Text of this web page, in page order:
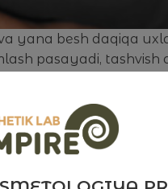
yana besh daqiqa
pasayadi,
mavjud.
ma'lumotlarni
azoblanadi.